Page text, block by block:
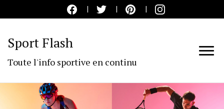
Sport Flash
Toute l'info sportive en continu